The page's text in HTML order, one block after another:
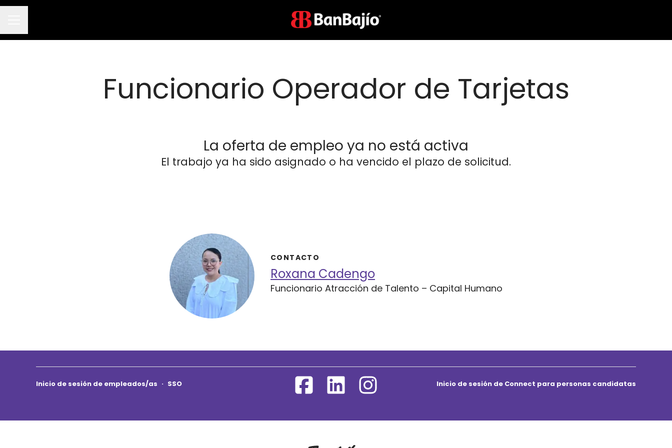
Funcionario Operador de Tarjetas
La oferta de empleo ya no está activa
El trabajo ya ha sido asignado o ha vencido el plazo de solicitud.
CONTACTO
Roxana Cadengo
Funcionario Atracción de Talento – Capital Humano
Inicio de sesión de empleados/as · SSO Inicio de sesión de Connect para personas candidatas